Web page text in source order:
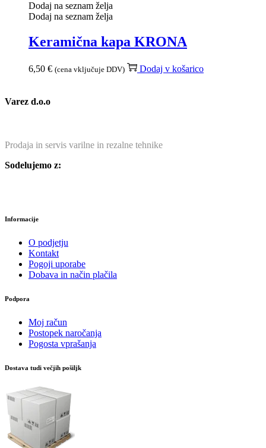
Dodaj na seznam želja
Dodaj na seznam želja
Keramična kapa KRONA
6,50 € (cena vključuje DDV) Dodaj v košarico
Varez d.o.o
Prodaja in servis varilne in rezalne tehnike
Sodelujemo z:
Informacije
O podjetju
Kontakt
Pogoji uporabe
Dobava in način plačila
Podpora
Moj račun
Postopek naročanja
Pogosta vprašanja
Dostava tudi večjih pošiljk